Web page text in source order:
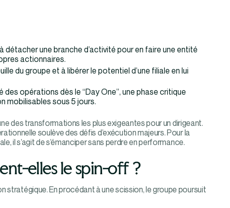
une branche d’activité pour en faire une entité
actionnaires.
du groupe et à libérer le potentiel d’une filiale en lui
opérations dès le “Day One”, une phase critique
mobilisables sous 5 jours.
des transformations les plus exigeantes pour un dirigeant.
soulève des défis d’exécution majeurs. Pour la
il s’agit de s’émanciper sans perdre en performance.
elles le spin-off ?
En procédant à une scission, le groupe poursuit